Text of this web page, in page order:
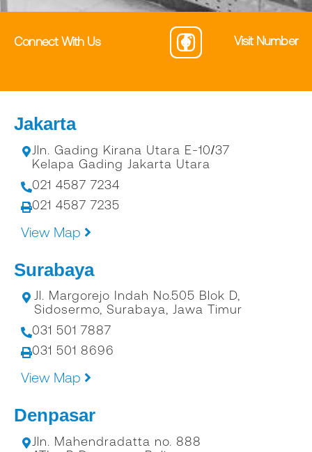
Connect With Us Visit Number
Jakarta
Jln. Gading Kirana Utara E-10/37
Kelapa Gading Jakarta Utara
021 4587 7234
021 4587 7235
View Map
Surabaya
Jl. Margorejo Indah No.505 Blok D,
Sidosermo, Surabaya, Jawa Timur
031 501 7887
031 501 8696
View Map
Denpasar
Jln. Mahendradatta no. 888